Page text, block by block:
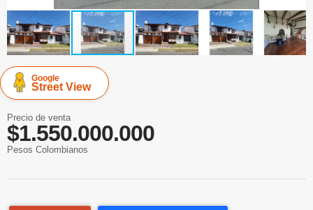
Google
Street View
Precio de venta
$1.550.000.000
Pesos Colombianos